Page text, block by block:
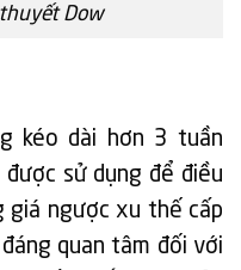
Dow
kéo dài hơn 3 tuần
sử dụng để điều
giá ngược xu thế cấp
quan tâm đối với